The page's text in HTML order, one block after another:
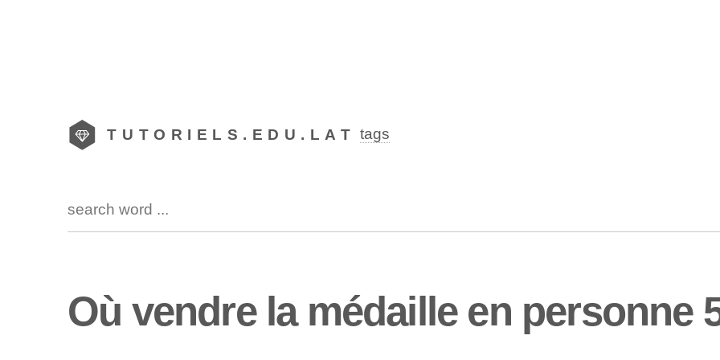
TUTORIELS.EDU.LAT tags
Où vendre la médaille en personne